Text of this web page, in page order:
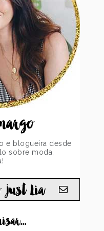
e blogueira desde
sobre moda,
just Lia